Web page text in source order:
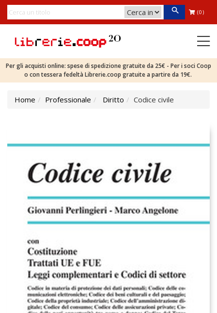
(0)
Per gli acquisti online: spese di spedizione gratuite da 25€ - Per i soci Coop
o con tessera fedeltà Librerie.coop gratuite a partire da 19€.
Home Professionale Diritto Codice civile